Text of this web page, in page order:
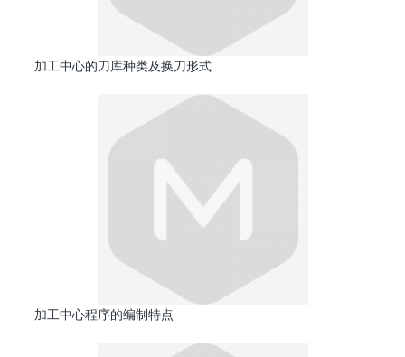
加工中心的刀库种类及换刀形式
加工中心程序的编制特点